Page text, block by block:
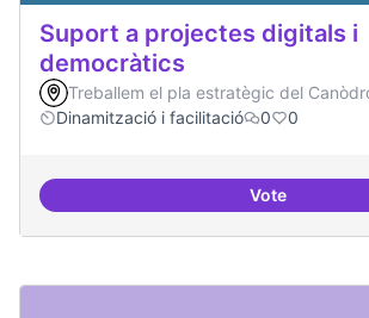
Suport a projectes digitals i
democràtics
Treballem el pla estratègic del
Dinamització i facilitació
0 0
VoteSuport a